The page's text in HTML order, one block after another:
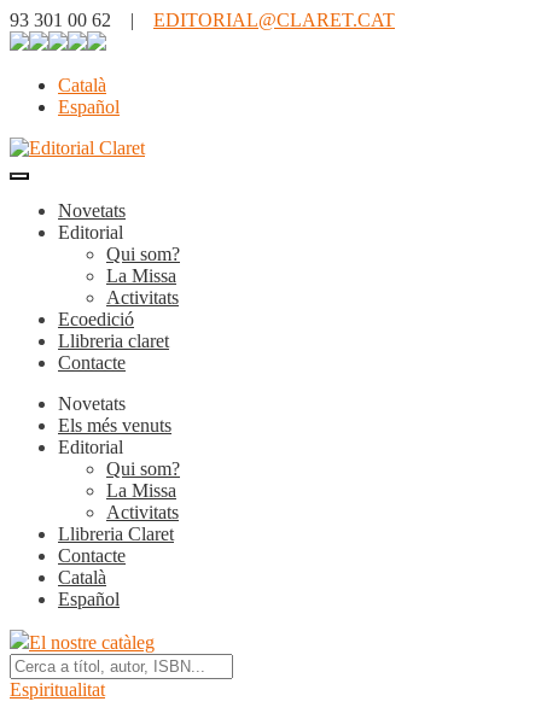
93 301 00 62 | EDITORIAL@CLARET.CAT
Català
Español
Novetats
Editorial
Qui som?
La Missa
Activitats
Ecoedició
Llibreria claret
Contacte
Novetats
Els més venuts
Editorial
Qui som?
La Missa
Activitats
Llibreria Claret
Contacte
Català
Español
El nostre catàleg
Espiritualitat